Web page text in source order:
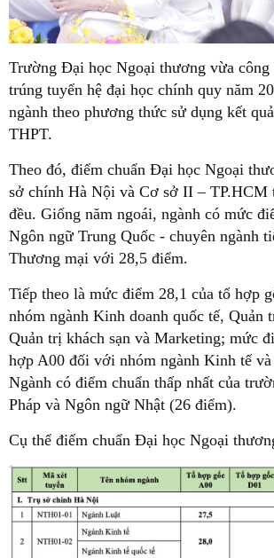
Trường Đại học Ngoại thương vừa công
trúng tuyển hệ đại học chính quy năm
ngành theo phương thức sử dụng kết
THPT.
Theo đó, điểm chuẩn Đại học Ngoại
sở chính Hà Nội và Cơ sở II – TP.HCM
đều. Giống năm ngoái, ngành có mức
Ngôn ngữ Trung Quốc - chuyên ngành
Thương mại với 28,5 điểm.
Tiếp theo là mức điểm 28,1 của tổ hợp
nhóm ngành Kinh doanh quốc tế, Quản
Quản trị khách sạn và Marketing; mức
hợp A00 đối với nhóm ngành Kinh tế
Ngành có điểm chuẩn thấp nhất của
Pháp và Ngôn ngữ Nhật (26 điểm).
Cụ thể điểm chuẩn Đại học Ngoại